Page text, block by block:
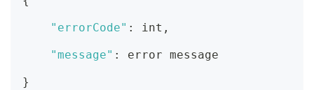
"errorCode" : int ,
"message" : error message
}